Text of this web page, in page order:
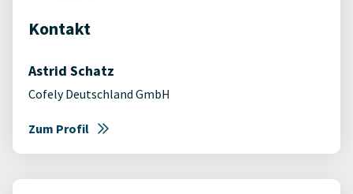
Kontakt
Astrid Schatz
Cofely Deutschland GmbH
Zum Profil